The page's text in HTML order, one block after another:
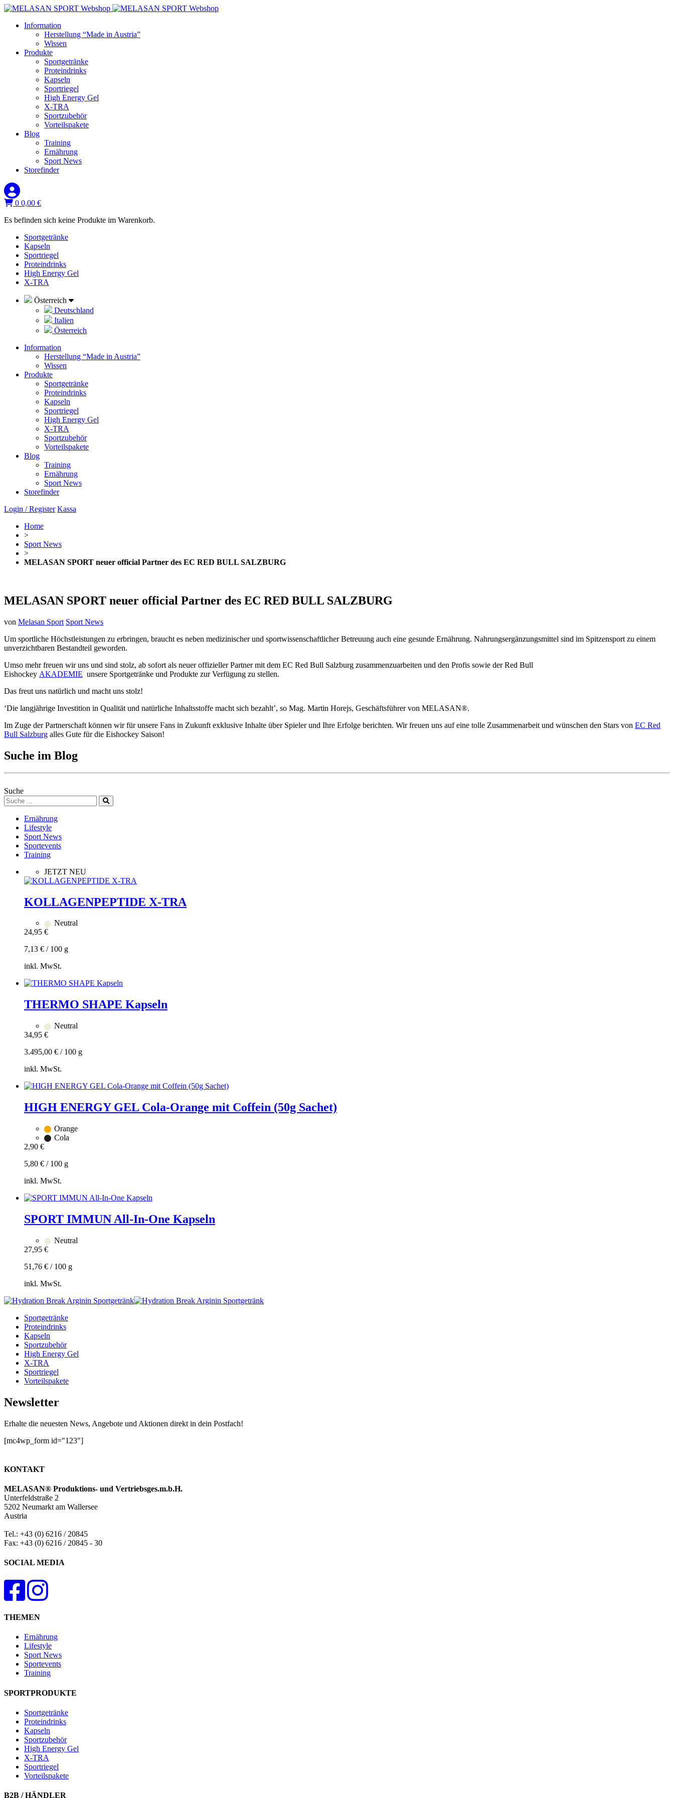
Information
Herstellung “Made in Austria”
Wissen
Produkte
Sportgetränke
Proteindrinks
Kapseln
Sportriegel
High Energy Gel
X-TRA
Sportzubehör
Vorteilspakete
Blog
Training
Ernährung
Sport News
Storefinder
0 0,00 €
Es befinden sich keine Produkte im Warenkorb.
Sportgetränke
Kapseln
Sportriegel
Proteindrinks
High Energy Gel
X-TRA
Österreich
Deutschland
Italien
Österreich
Information
Herstellung “Made in Austria”
Wissen
Produkte
Sportgetränke
Proteindrinks
Kapseln
Sportriegel
High Energy Gel
X-TRA
Sportzubehör
Vorteilspakete
Blog
Training
Ernährung
Sport News
Storefinder
Login / Register Kassa
Home
>
Sport News
>
MELASAN SPORT neuer official Partner des EC RED BULL SALZBURG
MELASAN SPORT neuer official Partner des EC RED BULL SALZBURG
von Melasan Sport Sport News
Um sportliche Höchstleistungen zu erbringen, braucht es neben medizinischer und sportwissenschaftlicher Betreuung auch eine gesunde Ernährung. Nahrungsergänzungsmittel sind im Spitzensport zu einem
unverzichtbaren Bestandteil geworden.
Umso mehr freuen wir uns und sind stolz, ab sofort als neuer offizieller Partner mit dem EC Red Bull Salzburg zusammenzuarbeiten und den Profis sowie der Red Bull
Eishockey AKADEMIE unsere Sportgetränke und Produkte zur Verfügung zu stellen.
Das freut uns natürlich und macht uns stolz!
‘Die langjährige Investition in Qualität und natürliche Inhaltsstoffe macht sich bezahlt’, so Mag. Martin Horejs, Geschäftsführer von MELASAN®.
Im Zuge der Partnerschaft können wir für unsere Fans in Zukunft exklusive Inhalte über Spieler und Ihre Erfolge berichten. Wir freuen uns auf eine tolle Zusammenarbeit und wünschen den Stars von EC Red
Bull Salzburg alles Gute für die Eishockey Saison!
Suche im Blog
Suche
Ernährung
Lifestyle
Sport News
Sportevents
Training
JETZT NEU
KOLLAGENPEPTIDE X-TRA
Neutral
24,95 €
7,13 € / 100 g
inkl. MwSt.
Zum
hinzufügen
THERMO SHAPE Kapseln
Neutral
34,95 €
3.495,00 € / 100 g
inkl. MwSt.
Zum
hinzufügen
HIGH ENERGY GEL Cola-Orange mit Coffein (50g Sachet)
Orange
Cola
2,90 €
5,80 € / 100 g
inkl. MwSt.
Zum
hinzufügen
SPORT IMMUN All-In-One Kapseln
Neutral
27,95 €
51,76 € / 100 g
inkl. MwSt.
Zum
hinzufügen
Sportgetränke
Proteindrinks
Kapseln
Sportzubehör
High Energy Gel
X-TRA
Sportriegel
Vorteilspakete
Newsletter
Erhalte die neuesten News, Angebote und Aktionen direkt in dein Postfach!
[mc4wp_form id="123"]
KONTAKT
MELASAN® Produktions- und Vertriebsges.m.b.H.
Unterfeldstraße 2
5202 Neumarkt am Wallersee
Austria
Tel.: +43 (0) 6216 / 20845
Fax: +43 (0) 6216 / 20845 - 30
SOCIAL MEDIA
THEMEN
Ernährung
Lifestyle
Sport News
Sportevents
Training
SPORTPRODUKTE
Sportgetränke
Proteindrinks
Kapseln
Sportzubehör
High Energy Gel
X-TRA
Sportriegel
Vorteilspakete
B2B / HÄNDLER